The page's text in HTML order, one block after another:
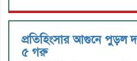
প্রতিহিংসার আগুনে পুড়ল
৫ গরু